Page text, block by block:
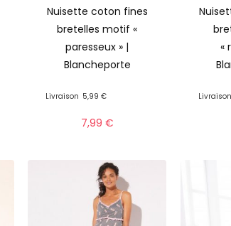
Nuisette coton fines
bretelles motif «
paresseux » |
Blancheporte
Livraison 5,99 €
7,99 €
«
Livraison